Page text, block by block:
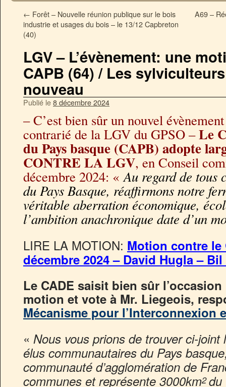
← Forêt – Nouvelle réunion publique sur le bois
industrie et usages du bois – le 13/12 Capbreton
(40)
A69 –
LGV – L’évènement: une
CAPB (64) / Les
nouveau
Publié le8 décembre 2024
– C’est bien sûr un nouvel
contrarié de la LGV du GPSO –Le
du Pays basque (CAPB) adopte
CONTRE LA LGV, en Conseil
décembre 2024: «Au regard de tous
du Pays Basque, réaffirmons notre
véritable aberration économique,
l’ambitionanachronique date d’un
LIRE LA MOTION: Motion contre le
décembre 2024 – David Hugla –
Le CADE saisit bien sûr
motion et vote à Mr. Liegeois,
Mécanisme pour l’Interconnexion
« Nous vous prions de trouver ci-
élus communautaires du Pays
communauté d’agglomération de
communes et représente 3000km2du